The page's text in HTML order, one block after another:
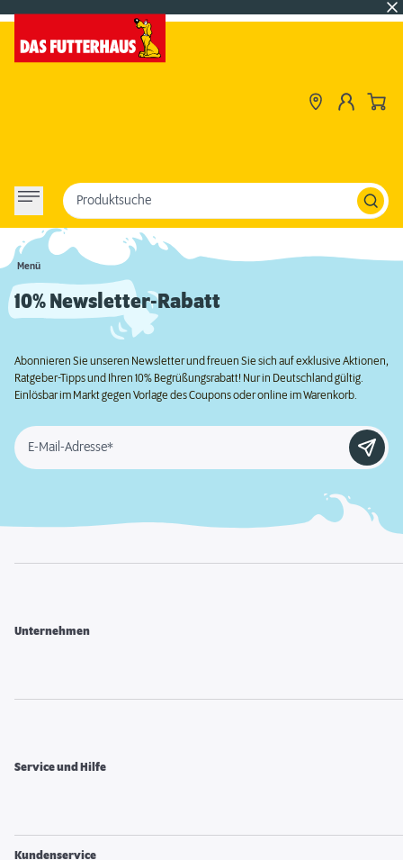
Menü
Produktsuche
10% Newsletter-Rabatt
Abonnieren Sie unseren Newsletter und freuen Sie sich auf exklusive Aktionen,
Ratgeber-Tipps und Ihren 10% Begrüßungsrabatt! Nur in Deutschland gültig.
Einlösbar im Markt gegen Vorlage des Coupons oder online im Warenkorb.
E-Mail-Adresse*
Unternehmen
Service und Hilfe
Kundenservice